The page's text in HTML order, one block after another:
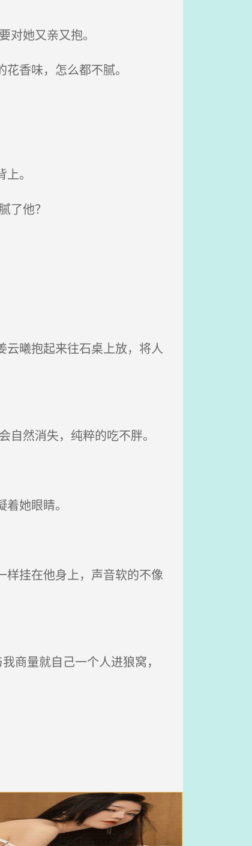
她又亲又抱。
香味，怎么都不腻。
。
了他？
曦抱起来往石桌上放，将人
然消失，纯粹的吃不胖。
她眼睛。
挂在他身上，声音软的不像
商量就自己一个人进狼窝，